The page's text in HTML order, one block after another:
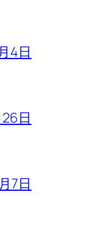
4日
日
7日